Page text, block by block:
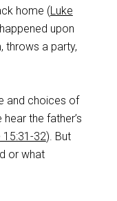
home (Luke
upon
throws a party,
and choices of
hear the father’s
15:31-32). But
or what